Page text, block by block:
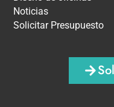
Noticias
Solicitar Presupuesto